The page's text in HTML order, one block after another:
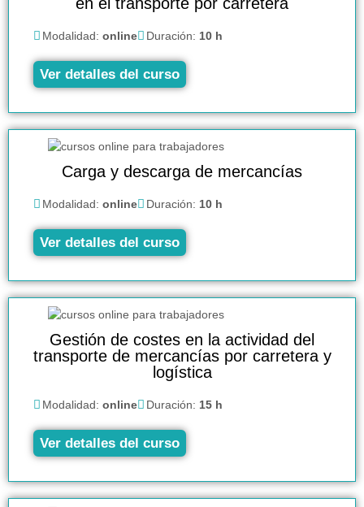
Modalidad: online Duración: 10 h
Ver detalles del curso
Carga y descarga de mercancías
Modalidad: online Duración: 10 h
Ver detalles del curso
Gestión de costes en la actividad del
transporte de mercancías por carretera y
logística
Modalidad: online Duración: 15 h
Ver detalles del curso